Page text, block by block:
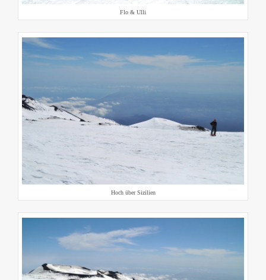
Flo & Ulli
Hoch über Sizilien